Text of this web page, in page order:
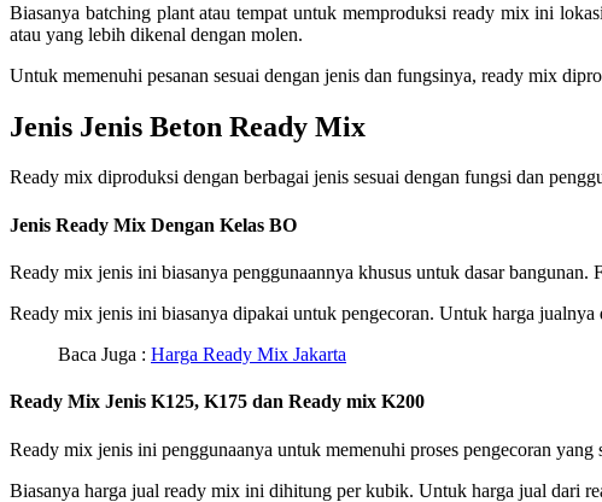
Biasanya batching plant atau tempat untuk memproduksi ready mix ini
atau yang lebih dikenal dengan molen.
Untuk memenuhi pesanan sesuai dengan jenis dan fungsinya, ready mix
Jenis Jenis Beton Ready Mix
Ready mix diproduksi dengan berbagai jenis sesuai dengan fungsi dan
Jenis Ready Mix Dengan Kelas BO
Ready mix jenis ini biasanya penggunaannya khusus untuk dasar bangunan.
Ready mix jenis ini biasanya dipakai untuk pengecoran. Untuk harga
Baca Juga : Harga Ready Mix Jakarta
Ready Mix Jenis K125, K175 dan Ready mix K200
Ready mix jenis ini penggunaanya untuk memenuhi proses pengecoran
Biasanya harga jual ready mix ini dihitung per kubik. Untuk harga jual dari